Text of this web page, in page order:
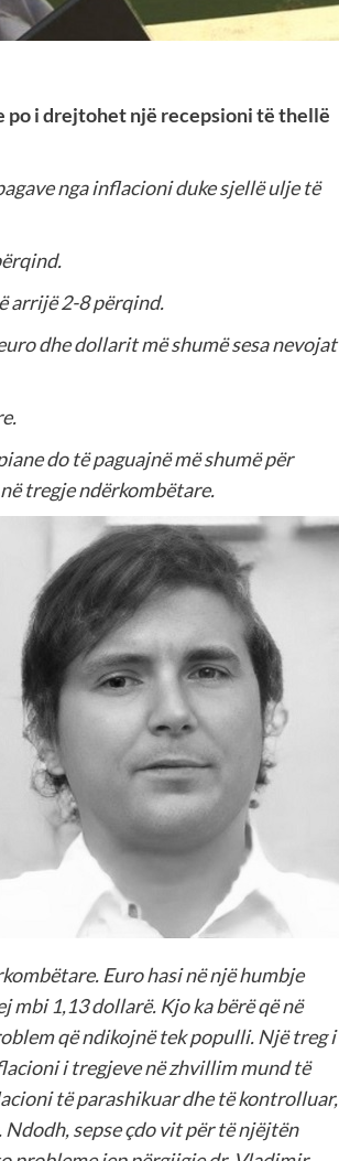
po i drejtohet një recepsioni të thellë
nga inflacioni duke sjellë ulje të
arrijë 2-8 përqind.
dhe dollarit më shumë sesa nevojat
do të paguajnë më shumë për
tregje ndërkombëtare.
Euro hasi në një humbje
1,13 dollarë. Kjo ka bërë që në
që ndikojnë tek populli. Një treg i
i tregjeve në zhvillim mund të
të parashikuar dhe të kontrolluar,
sepse çdo vit për të njëjtën